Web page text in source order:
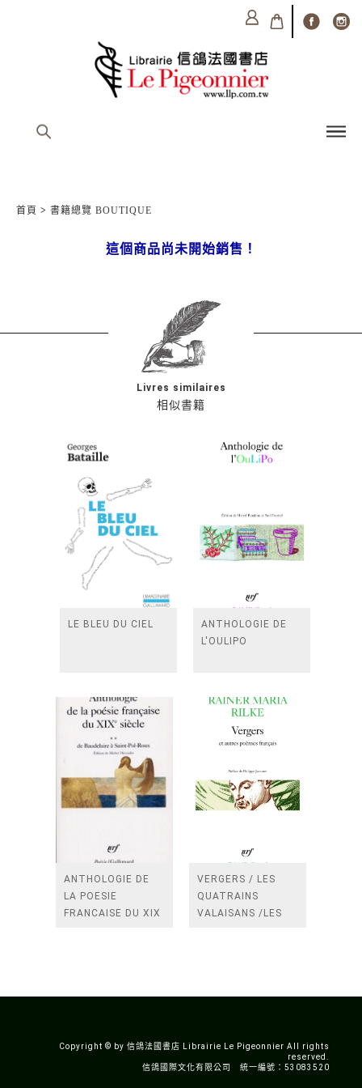
首頁 > 書籍總覽 BOUTIQUE
這個商品尚未開始銷售！
相似書籍
Livres similaires
LE BLEU DU CIEL
ANTHOLOGIE DE
L'OULIPO
ANTHOLOGIE DE
LA POESIE
FRANCAISE DU XIX
VERGERS / LES
QUATRAINS
VALAISANS /LES
Copyright © by 信鴿法國書店 Librairie Le Pigeonnier All rights
reserved.
信鴿國際文化有限公司 統一編號：53083520